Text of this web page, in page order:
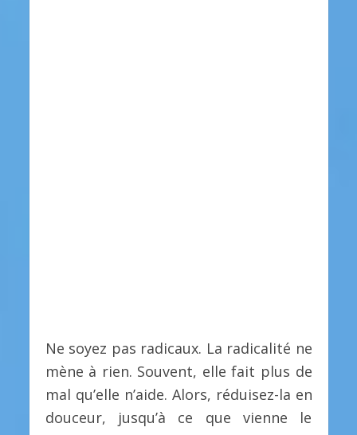
Ne soyez pas radicaux. La radicalité ne
mène à rien. Souvent, elle fait plus de
mal qu’elle n’aide. Alors, réduisez-la en
douceur, jusqu’à ce que vienne le